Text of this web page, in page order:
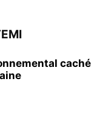
caché